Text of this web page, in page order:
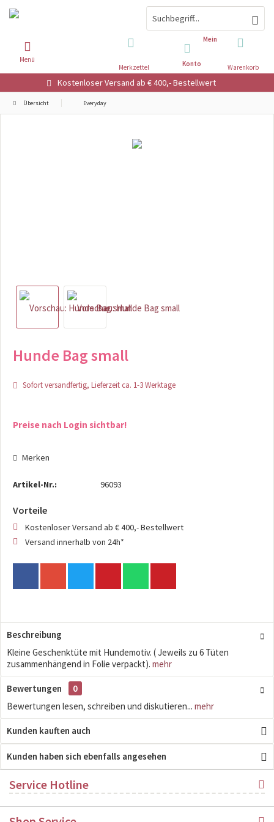
Kostenloser Versand ab € 400,- Bestellwert
Warenkorb
Merkzettel
Mein
Konto
Menü
Übersicht Everyday
Hunde Bag small
Sofort versandfertig, Lieferzeit ca. 1-3 Werktage
Preise nach Login sichtbar!
Merken
Artikel-Nr.: 96093
Vorteile
Kostenloser Versand ab € 400,- Bestellwert
Versand innerhalb von 24h*
Beschreibung
Kleine Geschenktüte mit Hundemotiv. ( Jeweils zu 6 Tüten
zusammenhängend in Folie verpackt). mehr
Bewertungen
0
Bewertungen lesen, schreiben und diskutieren... mehr
Kunden kauften auch
Kunden haben sich ebenfalls angesehen
Service Hotline